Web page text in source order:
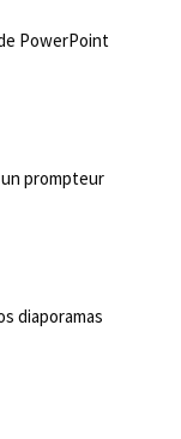
PowerPoint
un prompteur
diaporamas